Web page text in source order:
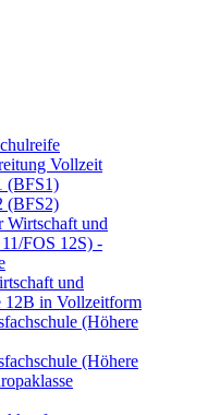
Vollzeit
(BFS1)
(BFS2)
Wirtschaft und
FOS 12S) -
und
12B in Vollzeitform
(Höhere
(Höhere